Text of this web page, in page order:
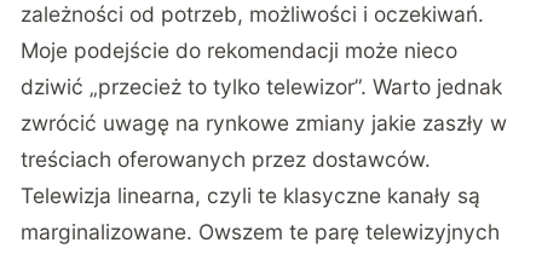
zależności od potrzeb, możliwości i oczekiwań.
Moje podejście do rekomendacji może nieco
dziwić „przecież to tylko telewizor”. Warto jednak
zwrócić uwagę na rynkowe zmiany jakie zaszły w
treściach oferowanych przez dostawców.
Telewizja linearna, czyli te klasyczne kanały są
marginalizowane. Owszem te parę telewizyjnych